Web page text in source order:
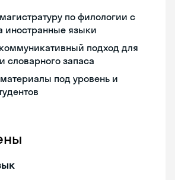
по филологии с
иностранные языки
подход для
словарного запаса
под уровень и